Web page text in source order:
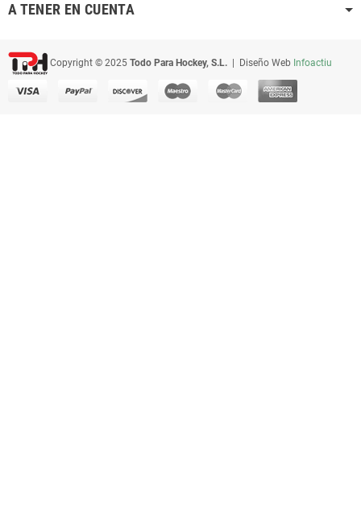
A TENER EN CUENTA
Copyright © 2025 Todo Para Hockey, S.L. | Diseño Web Infoactiu